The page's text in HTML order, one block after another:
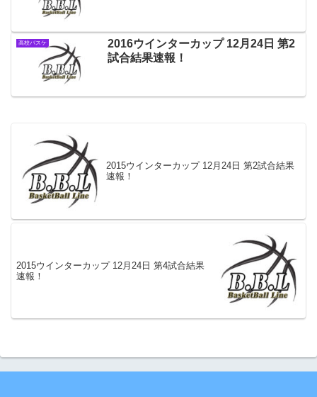
高校バスケ
2016ウインターカップ 12月24日 第2
試合結果速報！
2015ウインターカップ 12月24日 第2試合結果
速報！
2015ウインターカップ 12月24日 第4試合結果
速報！